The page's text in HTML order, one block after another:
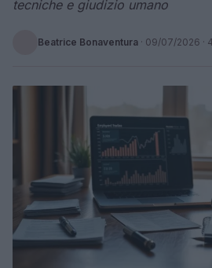
tecniche e giudizio umano
Beatrice Bonaventura · 09/07/2026 ·